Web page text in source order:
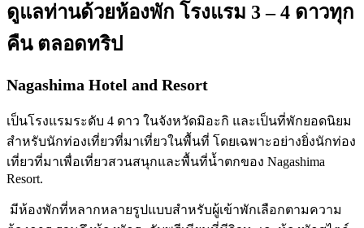
ดูแลท่านด้วยห้องพัก โรงแรม 3 – 4 ดาวทุก
คืน ตลอดทริป
Nagashima Hotel and Resort
เป็นโรงแรมระดับ 4 ดาว ในจังหวัดมิอะกิ และเป็นที่พักยอดนิยม
สำหรับนักท่องเที่ยวที่มาเที่ยวในพื้นที่ โดยเฉพาะอย่างยิ่งนักท่อง
เที่ยวที่มาเพื่อเที่ยวสวนสนุกและพื้นที่น้ำตกของ Nagashima
Resort.
มีห้องพักที่หลากหลายรูปแบบสำหรับผู้เข้าพักเลือกตามความ